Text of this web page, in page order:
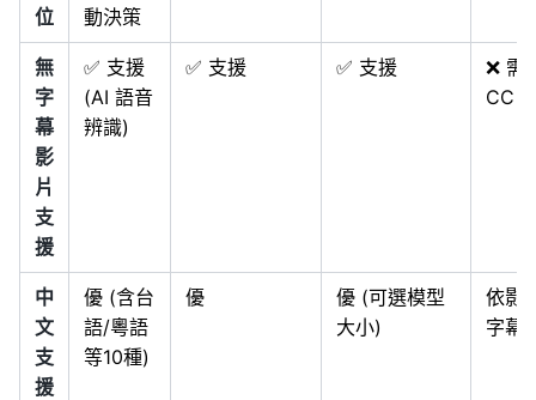
位
動決策
無
字
幕
影
片
支
援
✅ 支援
(AI 語音
辨識)
✅ 支援 ✅ 支援
❌ 需
CC
中
文
支
援
優 (含台
語/粵語
等10種)
優
優 (可選模型
大小)
依影
字幕